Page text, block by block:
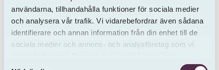
användarna, tillhandahålla funktioner för sociala medier
och analysera vår trafik. Vi vidarebefordrar även sådana
identifierare och annan information från din enhet till de
sociala medier och annons- och analysföretag som vi
informationen med annan information som du har
Samtyckesval